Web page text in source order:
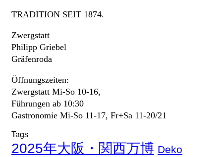
TRADITION SEIT 1874.
Zwergstatt
Philipp Griebel
Gräfenroda
Öffnungszeiten:
Zwergstatt Mi-So 10-16,
Führungen ab 10:30
Gastronomie Mi-So 11-17, Fr+Sa 11-20/21
Tags
2025年大阪・関西万博 Deko